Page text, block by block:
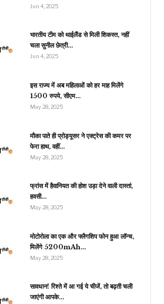
Jun 4, 2025
भारतीय टीम को थाईलैंड से मिली शिकस्त, नहीं
चला सुनील छेत्री…
Jun 4, 2025
इस राज्य में अब महिलाओं को हर माह मिलेंगे
1500 रुपये, सीएम…
May 28, 2025
मौका पाते ही प्रोड्यूसर ने एक्ट्रेस की कमर पर
फेरा हाथ, वहीं…
May 28, 2025
फ्रांस में हैवानियत की होश उड़ा देने वाली दास्तां,
हवसी…
May 28, 2025
मोटोरोला का एक और फ्लैगशिप फोन हुआ लॉन्च,
मिलेंगे 5200mAh…
May 28, 2025
सावधान! रिश्ते में आ गई ये चीजें, तो बढ़ती चली
जाएंगी आपके…